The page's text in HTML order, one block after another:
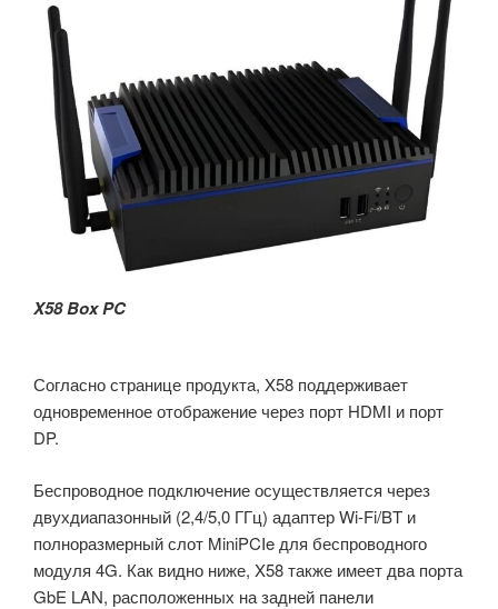
X58 Box PC
Согласно странице продукта, X58 поддерживает
одновременное отображение через порт HDMI и порт
DP.
Беспроводное подключение осуществляется через
двухдиапазонный (2,4/5,0 ГГц) адаптер Wi-Fi/BT и
полноразмерный слот MiniPCIe для беспроводного
модуля 4G. Как видно ниже, X58 также имеет два порта
GbE LAN, расположенных на задней панели